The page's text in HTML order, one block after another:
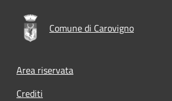
Comune di Carovigno
Footer menu
Area riservata
Crediti